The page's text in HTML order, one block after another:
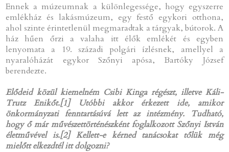
Ennek a múzeumnak a különlegessége, hogy egyszerre
emlékház és lakásmúzeum, egy festő egykori otthona,
ahol szinte érintetlenül megmaradtak a tárgyak, bútorok. A
ház hűen őrzi a valaha itt élők emlékét és egyben
lenyomata a 19. századi polgári ízlésnek, amellyel a
nyaralóházát egykor Szőnyi apósa, Bartóky József
berendezte.
Elődeid közül kiemelném Csibi Kinga régészt, illetve Káli-
Trutz Enikőt.[1]Utóbbi akkor érkezett ide, amikor
önkormányzati fenntartásúvá lett az intézmény. Tudható,
hogy ő már művészettörténészként foglalkozott Szőnyi István
életművével is.[2]Kellett-e kérned tanácsokat tőlük még
mielőtt elkezdtél itt dolgozni?